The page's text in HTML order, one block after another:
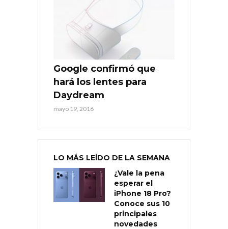
Google confirmó que
hará los lentes para
Daydream
mayo 19, 2016
LO MÁS LEÍDO DE LA SEMANA
¿Vale la pena
esperar el
iPhone 18 Pro?
Conoce sus 10
principales
novedades